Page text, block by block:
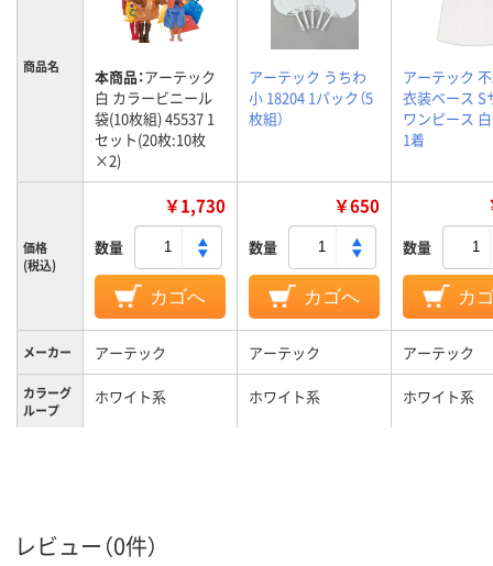
商品名 本商品：アーテック
白 カラービニール
袋(10枚組) 45537 1
セット(20枚:10枚
×2)
アーテック うちわ
小 18204 1パック（5
枚組）
アーテック
衣装ベース S
ワンピース
1着
価格
(税込)
￥1,730
数量
カゴへ
￥650
数量
カゴへ
数量
カ
メーカー アーテック アーテック アーテック
カラーグ
ループ
ホワイト系 ホワイト系 ホワイト系
レビュー（0件）